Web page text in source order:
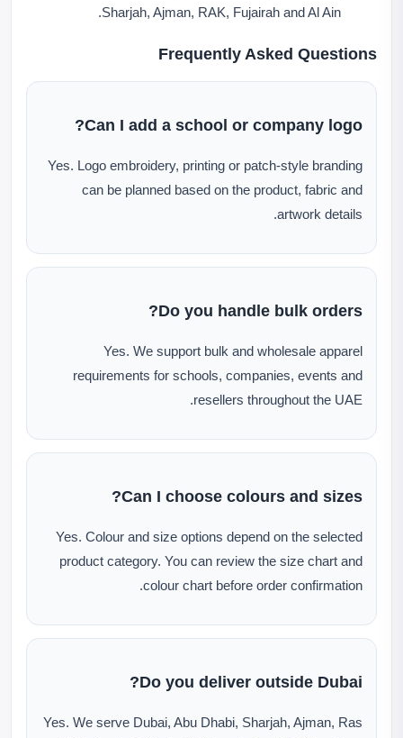
Sharjah, Ajman, RAK, Fujairah and Al Ain.
Frequently Asked Questions
Can I add a school or company logo?
Yes. Logo embroidery, printing or patch-style branding
can be planned based on the product, fabric and
artwork details.
Do you handle bulk orders?
Yes. We support bulk and wholesale apparel
requirements for schools, companies, events and
resellers throughout the UAE.
Can I choose colours and sizes?
Yes. Colour and size options depend on the selected
product category. You can review the size chart and
colour chart before order confirmation.
Do you deliver outside Dubai?
Yes. We serve Dubai, Abu Dhabi, Sharjah, Ajman, Ras